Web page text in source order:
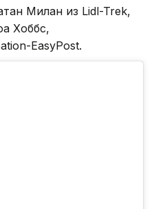
Милан из Lidl-Trek,
Хоббс,
EasyPost.